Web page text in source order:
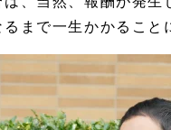
まで一生かかること